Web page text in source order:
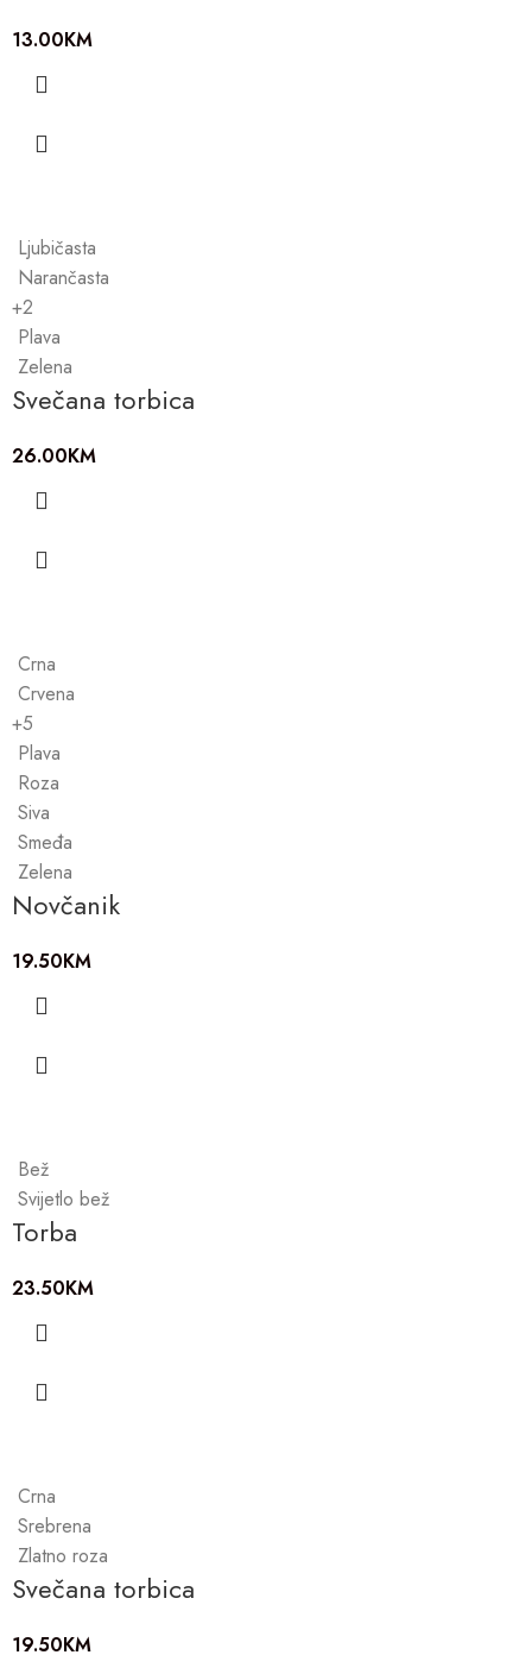
13.00KM
Ljubičasta
Narančasta
+2
Plava
Zelena
Svečana torbica
26.00KM
Crna
Crvena
+5
Plava
Roza
Siva
Smeđa
Zelena
Novčanik
19.50KM
Bež
Svijetlo bež
Torba
23.50KM
Crna
Srebrena
Zlatno roza
Svečana torbica
19.50KM